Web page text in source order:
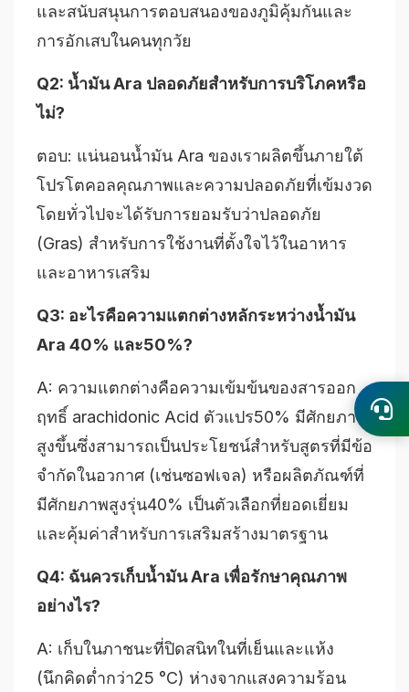
และสนับสนุนการตอบสนองของภูมิคุ้มกันและ
การอักเสบในคนทุกวัย
Q2: น้ำมัน Ara ปลอดภัยสำหรับการบริโภคหรือ
ไม่?
ตอบ: แน่นอนน้ำมัน Ara ของเราผลิตขึ้นภายใต้
โปรโตคอลคุณภาพและความปลอดภัยที่เข้มงวด
โดยทั่วไปจะได้รับการยอมรับว่าปลอดภัย
(Gras) สำหรับการใช้งานที่ตั้งใจไว้ในอาหาร
และอาหารเสริม
Q3: อะไรคือความแตกต่างหลักระหว่างน้ำมัน
Ara 40% และ50%?
A: ความแตกต่างคือความเข้มข้นของสารออก
ฤทธิ์ arachidonic Acid ตัวแปร50% มีศักยภาพ
สูงขึ้นซึ่งสามารถเป็นประโยชน์สำหรับสูตรที่มีข้อ
จำกัดในอวกาศ (เช่นซอฟเจล) หรือผลิตภัณฑ์ที่
มีศักยภาพสูงรุ่น40% เป็นตัวเลือกที่ยอดเยี่ยม
และคุ้มค่าสำหรับการเสริมสร้างมาตรฐาน
Q4: ฉันควรเก็บน้ำมัน Ara เพื่อรักษาคุณภาพ
อย่างไร?
A: เก็บในภาชนะที่ปิดสนิทในที่เย็นและแห้ง
(นึกคิดต่ำกว่า25 °C) ห่างจากแสงความร้อน